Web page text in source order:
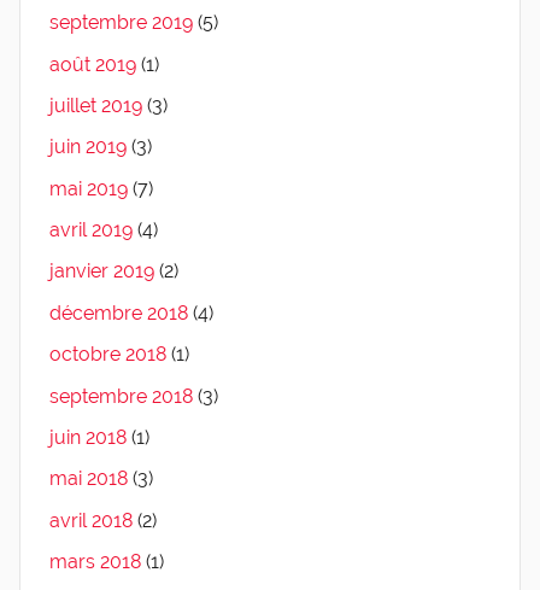
septembre 2019 (5)
août 2019 (1)
juillet 2019 (3)
juin 2019 (3)
mai 2019 (7)
avril 2019 (4)
janvier 2019 (2)
décembre 2018 (4)
octobre 2018 (1)
septembre 2018 (3)
juin 2018 (1)
mai 2018 (3)
avril 2018 (2)
mars 2018 (1)